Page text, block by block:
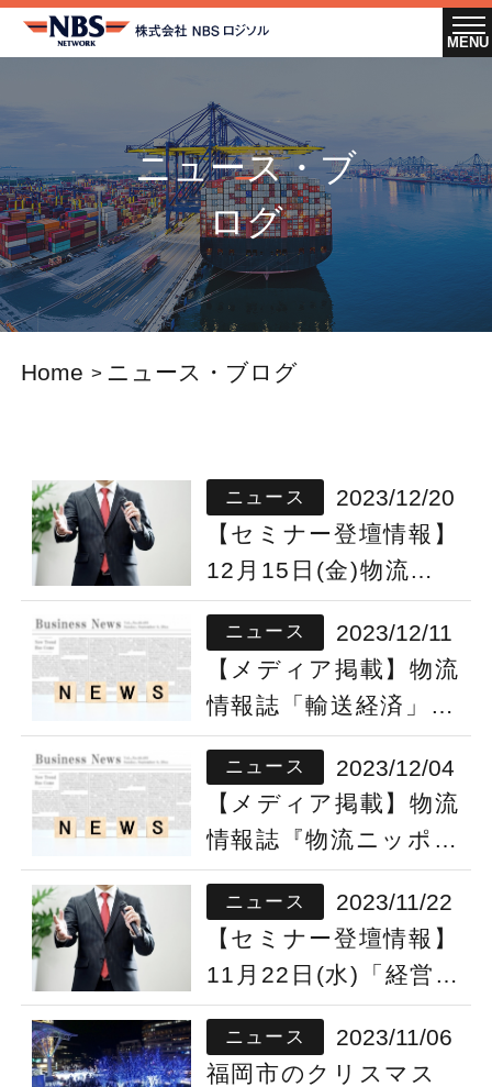
ニュース・ブ
ログ
Home ニュース・ブログ
ニュース
2023/12/20
【セミナー登壇情報】
12月15日(金)物流セ
ミナーに代表取締役社
長 河野逸郎が登壇し
ました
ニュース
2023/12/11
【メディア掲載】物流
情報誌「輸送経済」に
経営者セミナーの記事
が掲載されました
ニュース
2023/12/04
【メディア掲載】物流
情報誌『物流ニッポ
ン』に「サマーセー
フティコンクール」
の活動が紹介されま
した
ニュース
2023/11/22
【セミナー登壇情報】
11月22日(水)「経営者
セミナー」に河野が
登壇しました
ニュース
2023/11/06
福岡市のクリスマス